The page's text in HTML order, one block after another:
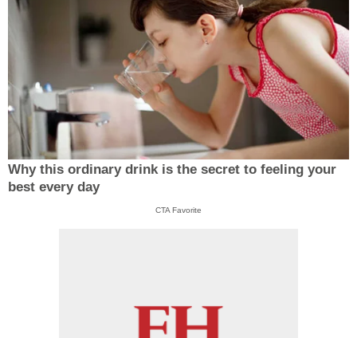
Why this ordinary drink is the secret to feeling your
best every day
CTA Favorite